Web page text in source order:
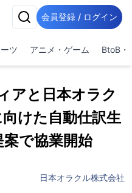
会員登録 / ログイン
ツ アニメ・ゲーム BtoB・
アと日本オラク
けた自動仕訳生
で協業開始
日本オラクル株式会社